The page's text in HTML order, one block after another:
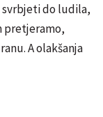
do ludila,
pretjeramo,
A olakšanja